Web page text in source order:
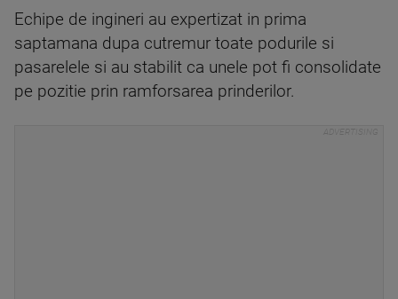
Echipe de ingineri au expertizat in prima
saptamana dupa cutremur toate podurile si
pasarelele si au stabilit ca unele pot fi consolidate
pe pozitie prin ramforsarea prinderilor.